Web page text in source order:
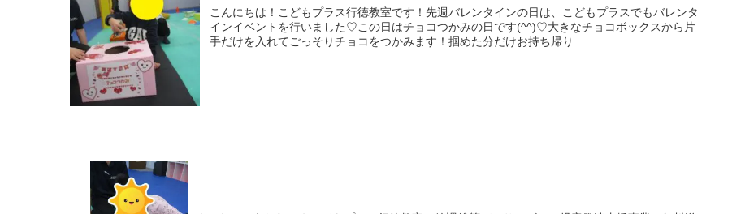
こんにちは！こどもプラス行徳教室です！先週バレンタインの日は、こどもプラスでもバレンタ
インイベントを行いました♡この日はチョコつかみの日です(^^)♡大きなチョコボックスから片
手だけを入れてごっそりチョコをつかみます！掴めた分だけお持ち帰り...